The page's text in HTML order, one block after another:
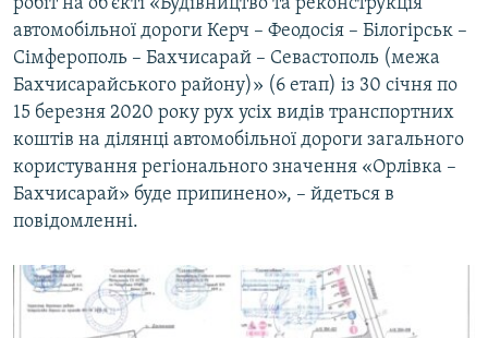
робіт на об'єкті «Будівництво та реконструкція
автомобільної дороги Керч – Феодосія – Білогірськ –
Сімферополь – Бахчисарай – Севастополь (межа
Бахчисарайського району)» (6 етап) із 30 січня по
15 березня 2020 року рух усіх видів транспортних
коштів на ділянці автомобільної дороги загального
користування регіонального значення «Орлівка –
Бахчисарай» буде припинено», – йдеться в
повідомленні.